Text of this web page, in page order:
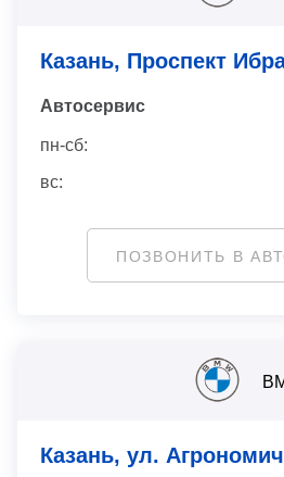
Казань, Проспект
Автосервис
пн-сб:
вс:
ПОЗВОНИТЬ В
Казань, ул.